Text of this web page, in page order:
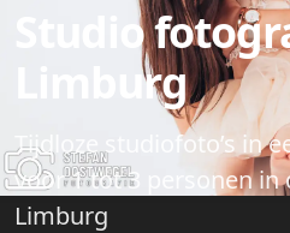
Studio
Limburg
Tijdloze studiofoto’s in
voor 1 tot 3 personen in
Limburg